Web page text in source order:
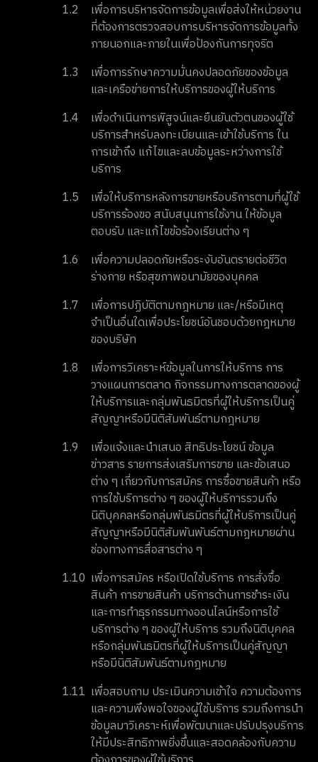
1.2
เพื่อการบริหารจัดการข้อมูลเพื่อส่งให้หน่วยงาน
ที่ต้องการตรวจสอบการบริหารจัดการข้อมูลทั้ง
ภายนอกและภายในเพื่อป้องกันการทุจริต
1.3
เพื่อการรักษาความมั่นคงปลอดภัยของข้อมูล
และเครือข่ายการให้บริการของผู้ให้บริการ
1.4
เพื่อดำเนินการพิสูจน์และยืนยันตัวตนของผู้ใช้
บริการสำหรับลงทะเบียนและเข้าใช้บริการ ใน
การเข้าถึง แก้ไขและลบข้อมูลระหว่างการใช้
บริการ
1.5
เพื่อให้บริการหลังการขายหรือบริการตามที่ผู้ใช้
บริการร้องขอ สนับสนุนการใช้งาน ให้ข้อมูล
ตอบรับ และแก้ไขข้อร้องเรียนต่าง ๆ
1.6
เพื่อความปลอดภัยหรือระงับอันตรายต่อชีวิต
ร่างกาย หรือสุขภาพอนามัยของบุคคล
1.7
เพื่อการปฏิบัติตามกฎหมาย และ/หรือมีเหตุ
จำเป็นอื่นใดเพื่อประโยชน์อันชอบด้วยกฎหมาย
ของบริษัท
1.8
เพื่อการวิเคราะห์ข้อมูลในการให้บริการ การ
วางแผนการตลาด กิจกรรมทางการตลาดของผู้
ให้บริการและกลุ่มพันธมิตรที่ผู้ให้บริการเป็นคู่
สัญญาหรือมีนิติสัมพันธ์ตามกฎหมาย
1.9
เพื่อแจ้งและนำเสนอ สิทธิประโยชน์ ข้อมูล
ข่าวสาร รายการส่งเสริมการขาย และข้อเสนอ
ต่าง ๆ เกี่ยวกับการสมัคร การซื้อขายสินค้า หรือ
การใช้บริการต่าง ๆ ของผู้ให้บริการรวมถึง
นิติบุคคลหรือกลุ่มพันธมิตรที่ผู้ให้บริการเป็นคู่
สัญญาหรือมีนิติสัมพันพันธ์ตามกฎหมายผ่าน
ช่องทางการสื่อสารต่าง ๆ
1.10 เพื่อการสมัคร หรือเปิดใช้บริการ การสั่งซื้อ
สินค้า การขายสินค้า บริการด้านการชำระเงิน
และการทำธุรกรรมทางออนไลน์หรือการใช้
บริการต่าง ๆ ของผู้ให้บริการ รวมถึงนิติบุคคล
หรือกลุ่มพันธมิตรที่ผู้ให้บริการเป็นคู่สัญญา
หรือมีนิติสัมพันธ์ตามกฎหมาย
1.11 เพื่อสอบถาม ประเมินความเข้าใจ ความต้องการ
และความพึงพอใจของผู้ใช้บริการ รวมถึงการนำ
ข้อมูลมาวิเคราะห์เพื่อพัฒนาและปรับปรุงบริการ
ให้มีประสิทธิภาพยิ่งขึ้นและสอดคล้องกับความ